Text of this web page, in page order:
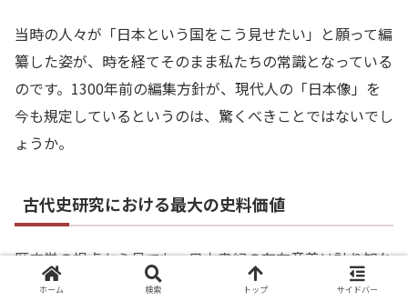
当時の人々が「日本という国をこう見せたい」と願って編
纂した姿が、時を経てそのまま私たちの常識となっている
のです。1300年前の編集方針が、現代人の「日本像」を
今も規定しているというのは、驚くべきことではないでし
ょうか。
古代史研究における最大の史料価値
歴史学の視点から見ても、日本書紀の存在意義は計り知れ
ません。古代の出来事を日付まで特定して記しているた
ホーム 検索 トップ サイドバー